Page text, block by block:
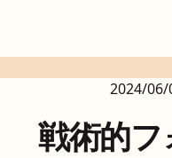
2024/06/
戦術的フ